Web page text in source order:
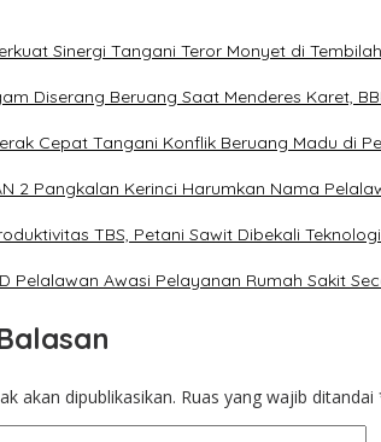
Sinergi Tangani Teror Monyet di
Diserang Beruang Saat Menderes Karet,
Cepat Tangani Konflik Beruang Madu di
2 Pangkalan Kerinci Harumkan Nama
TBS, Petani Sawit Dibekali
Pelalawan Awasi Pelayanan Rumah Sakit
akan dipublikasikan. Ruas yang wajib ditandai